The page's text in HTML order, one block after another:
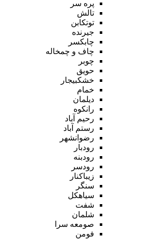
پره سر
تالش
توتکابن
جیرنده
چابکسر
چاف و چمخاله
چوبر
حویق
خشکبیجار
خمام
دیلمان
رانکوه
رحیم آباد
رستم آباد
رضوانشهر
رودبار
رودبنه
رودسر
زیباکنار
سنگر
سیاهکل
شفت
شلمان
صومعه سرا
فومن